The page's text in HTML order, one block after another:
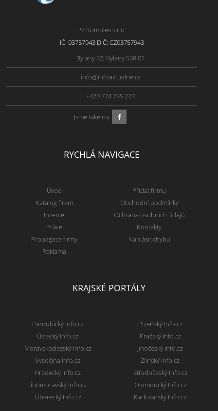
PZ Komplex s.r.o.
IČ: 03757943 DIČ: CZ03757943
Bylany 32, Bylany 538 01
info@infoaktualne.cz
+420 774 735 277
Jsme také na
RYCHLÁ NAVIGACE
Úvod
Katalog firem
Inzerce
Práce
Propagace firmy
Reklama
Přidat firmu
Obchodní podmínky
Ochrana osobních údajů
Kontakty
Nahlásit chybu
KRAJSKÉ PORTÁLY
Pardubický Info.cz
Ústecký Info.cz
Moravskoslezský Info.cz
Vysočina Info.cz
Hradecký Info.cz
Jihomoravský Info.cz
Liberecký Info.cz
Plzeňský Info.cz
Pražský Info.cz
Jihočeský Info.cz
Zlínský Info.cz
Středočeský Info.cz
Olomoucký Info.cz
Karlovarský Info.cz